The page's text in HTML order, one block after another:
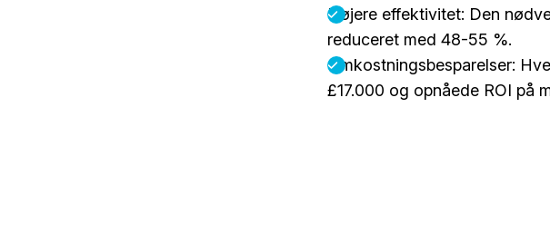
Højere effektivitet: Den
reduceret med 48-55 %.
Omkostningsbesparelser:
£17.000 og opnåede ROI på